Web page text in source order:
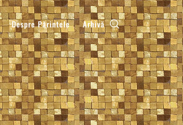
Despre Părintele Arhivă